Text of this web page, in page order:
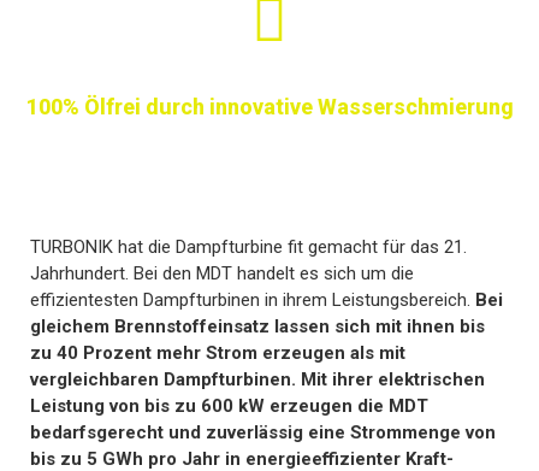
100% Ölfrei durch innovative Wasserschmierung
TURBONIK hat die Dampfturbine fit gemacht für das 21.
Jahrhundert. Bei den MDT handelt es sich um die
effizientesten Dampfturbinen in ihrem Leistungsbereich. Bei
gleichem Brennstoffeinsatz lassen sich mit ihnen bis
zu 40 Prozent mehr Strom erzeugen als mit
vergleichbaren Dampfturbinen. Mit ihrer elektrischen
Leistung von bis zu 600 kW erzeugen die MDT
bedarfsgerecht und zuverlässig eine Strommenge von
bis zu 5 GWh pro Jahr in energieeffizienter Kraft-